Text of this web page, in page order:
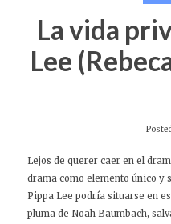
La vida
Lee
Lejos de querer caer en el
drama como elemento único y
Pippa Lee podría situarse en
pluma de Noah Baumbach,